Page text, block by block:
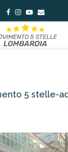
Facebook
Instagram
Youtube
Email
5 stelle-